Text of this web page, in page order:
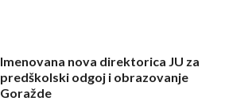
Imenovana nova direktorica JU za
predškolski odgoj i obrazovanje
Goražde